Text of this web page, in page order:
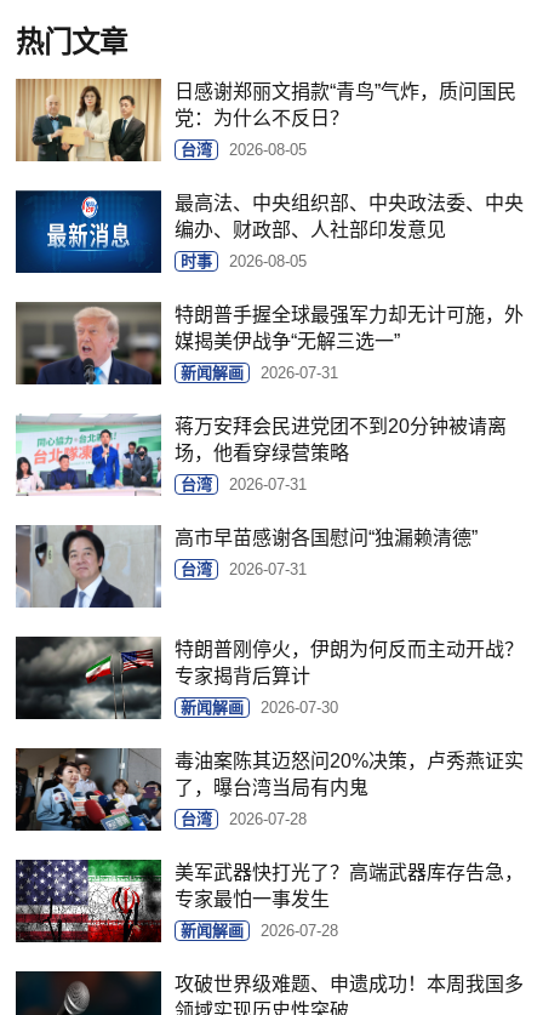
热门文章
日感谢郑丽文捐款“青鸟”气炸，质问国民
党：为什么不反日？
台湾 2026-08-05
最高法、中央组织部、中央政法委、中央
编办、财政部、人社部印发意见
时事 2026-08-05
特朗普手握全球最强军力却无计可施，外
媒揭美伊战争“无解三选一”
新闻解画 2026-07-31
蒋万安拜会民进党团不到20分钟被请离
场，他看穿绿营策略
台湾 2026-07-31
高市早苗感谢各国慰问“独漏赖清德”
台湾 2026-07-31
特朗普刚停火，伊朗为何反而主动开战？
专家揭背后算计
新闻解画 2026-07-30
毒油案陈其迈怒问20%决策，卢秀燕证实
了，曝台湾当局有内鬼
台湾 2026-07-28
美军武器快打光了？高端武器库存告急，
专家最怕一事发生
新闻解画 2026-07-28
攻破世界级难题、申遗成功！本周我国多